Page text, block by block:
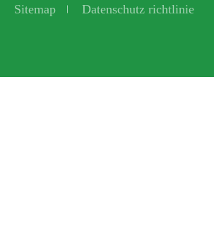
Sitemap
Datenschutz richtlinie